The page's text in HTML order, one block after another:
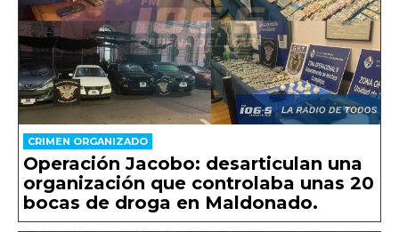
CRIMEN ORGANIZADO
Operación Jacobo: desarticulan una
organización que controlaba unas 20
bocas de droga en Maldonado.